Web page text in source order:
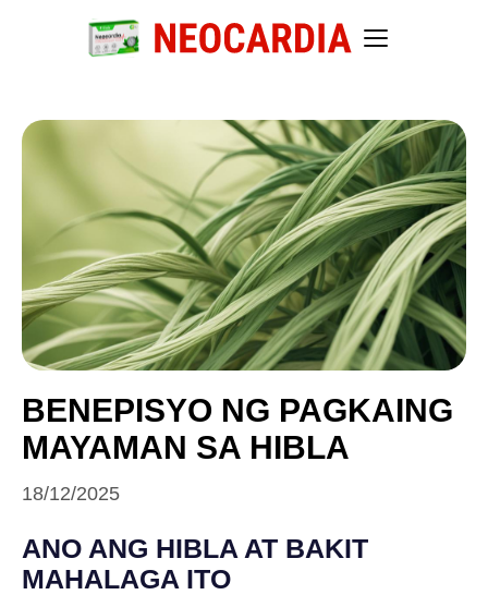
BENEPISYO NG PAGKAING
MAYAMAN SA HIBLA
18/12/2025
ANO ANG HIBLA AT BAKIT
MAHALAGA ITO